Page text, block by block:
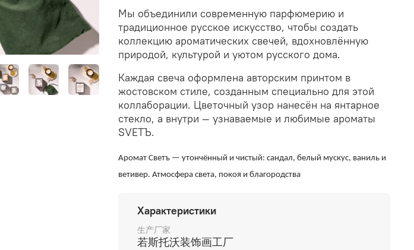
Мы объединили современную парфюмерию и
традиционное русское искусство, чтобы создать
коллекцию ароматических свечей, вдохновлённую
природой, культурой и уютом русского дома.
Каждая свеча оформлена авторским принтом в
жостовском стиле, созданным специально для этой
коллаборации. Цветочный узор нанесён на янтарное
стекло, а внутри — узнаваемые и любимые ароматы
SVETЪ.
Аромат Светъ — утончённый и чистый: сандал, белый мускус, ваниль и
ветивер. Атмосфера света, покоя и благородства
Характеристики
生产厂家
若斯托沃装饰画工厂